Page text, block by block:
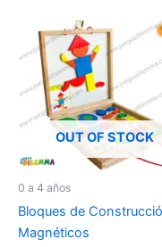
OUT OF STOCK
0 a 4 años
Bloques de
Magnéticos